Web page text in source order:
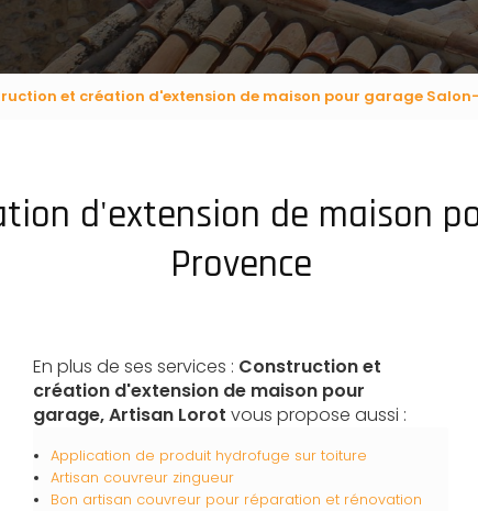
et création d'extension de maison pour garage
d'extension de maison
Provence
En plus de ses services : Construction et
création d'extension de maison pour
garage, Artisan Lorot vous propose aussi :
Application de produit hydrofuge sur toiture
Artisan couvreur zingueur
Bon artisan couvreur pour réparation et rénovation